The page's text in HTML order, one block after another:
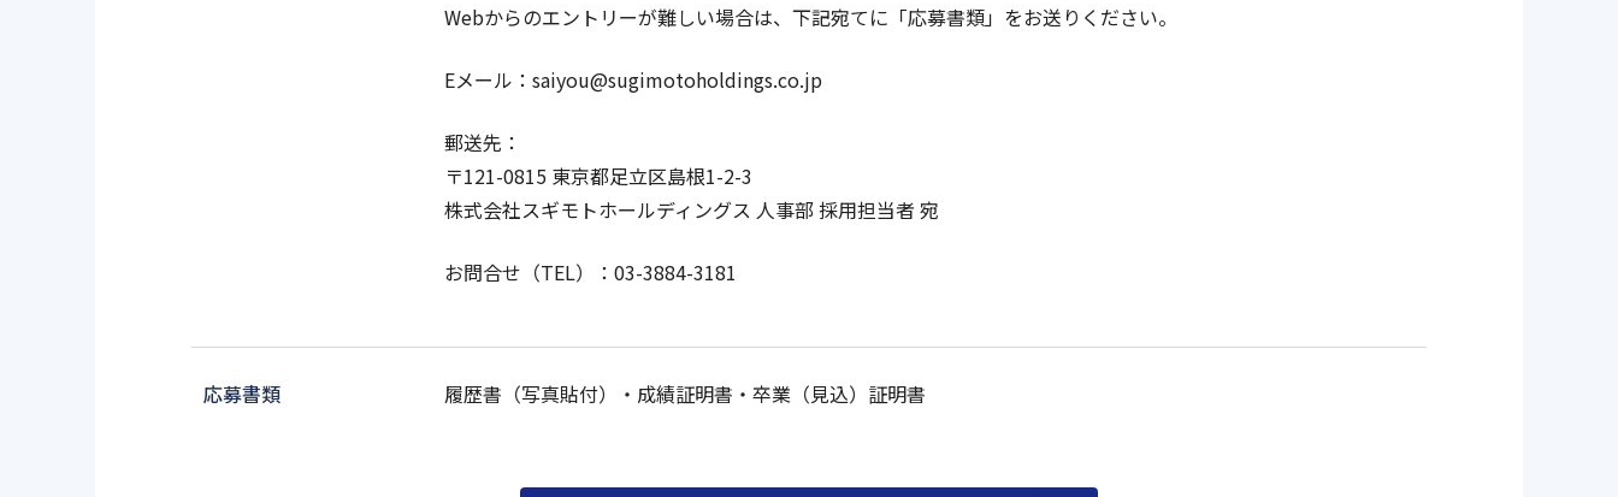
Webからのエントリーが難しい場合は、下記宛てに「応募書類」をお送りください。
Eメール：saiyou@sugimotoholdings.co.jp
郵送先：
〒121-0815 東京都足立区島根1-2-3
株式会社スギモトホールディングス 人事部 採用担当者 宛
お問合せ（TEL）：03-3884-3181
応募書類 履歴書（写真貼付）・成績証明書・卒業（見込）証明書